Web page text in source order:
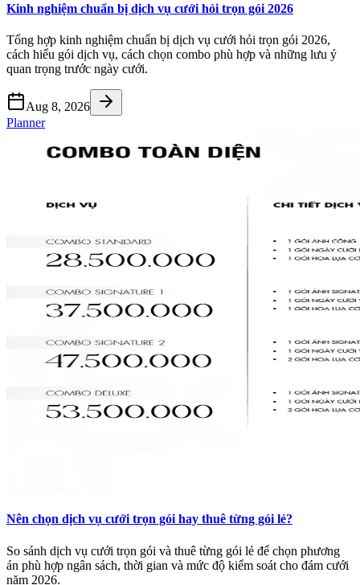
Kinh nghiệm chuẩn bị dịch vụ cưới hỏi trọn gói 2026
Tổng hợp kinh nghiệm chuẩn bị dịch vụ cưới hỏi trọn gói 2026,
cách hiểu gói dịch vụ, cách chọn combo phù hợp và những lưu ý
quan trọng trước ngày cưới.
Aug 8, 2026
Planner
Nên chọn dịch vụ cưới trọn gói hay thuê từng gói lẻ?
So sánh dịch vụ cưới trọn gói và thuê từng gói lẻ để chọn phương
án phù hợp ngân sách, thời gian và mức độ kiểm soát cho đám cưới
năm 2026.